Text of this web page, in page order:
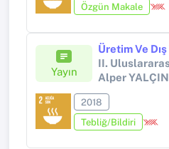
Özgün Makale
Yayın
Alper YALÇIN
2018
Tebliğ/Bildiri